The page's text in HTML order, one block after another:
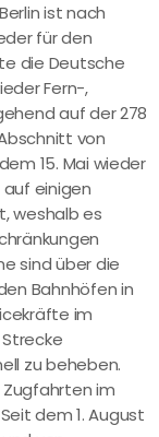
ist nach
für den
die Deutsche
Fern-,
auf der 278
von
15. Mai wieder
einigen
weshalb es
sind über die
Bahnhöfen in
im
zu beheben.
Zugfahrten im
dem 1. August